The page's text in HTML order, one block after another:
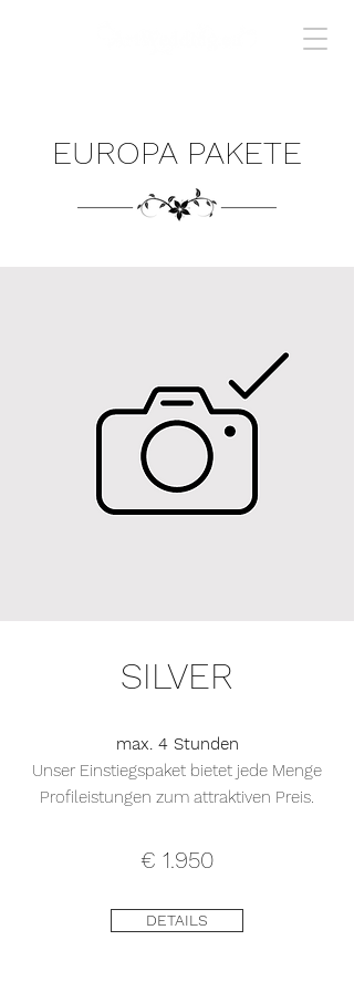
EUROPA PAKETE
SILVER
max. 4 Stunden
Unser Einstiegspaket bietet jede Menge
Profileistungen zum attraktiven Preis.
€ 1.950
DETAILS